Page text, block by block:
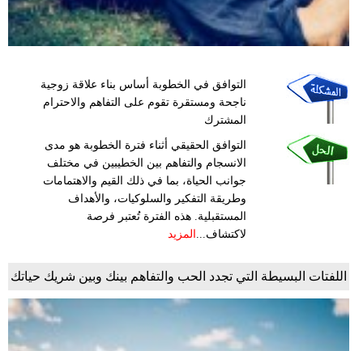
التوافق في الخطوبة أساس بناء علاقة زوجية
ناجحة ومستقرة تقوم على التفاهم والاحترام
المشترك
التوافق الحقيقي أثناء فترة الخطوبة هو مدى
الانسجام والتفاهم بين الخطيبين في مختلف
جوانب الحياة، بما في ذلك القيم والاهتمامات
وطريقة التفكير والسلوكيات، والأهداف
المستقبلية. هذه الفترة تُعتبر فرصة
لاكتشاف...
المزيد
اللفتات البسيطة التي تجدد الحب والتفاهم بينك وبين شريك حياتك